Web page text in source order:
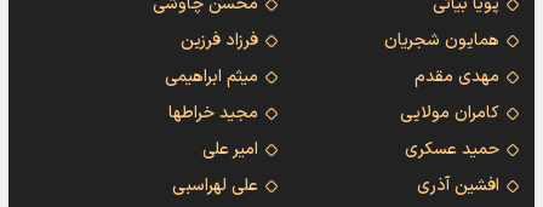
همایون شجریان
فرزاد فرزین
مهدی مقدم
میثم ابراهیمی
کامران مولایی
مجید خراطها
حمید عسکری
امیر علی
افشین آذری
علی لهراسبی